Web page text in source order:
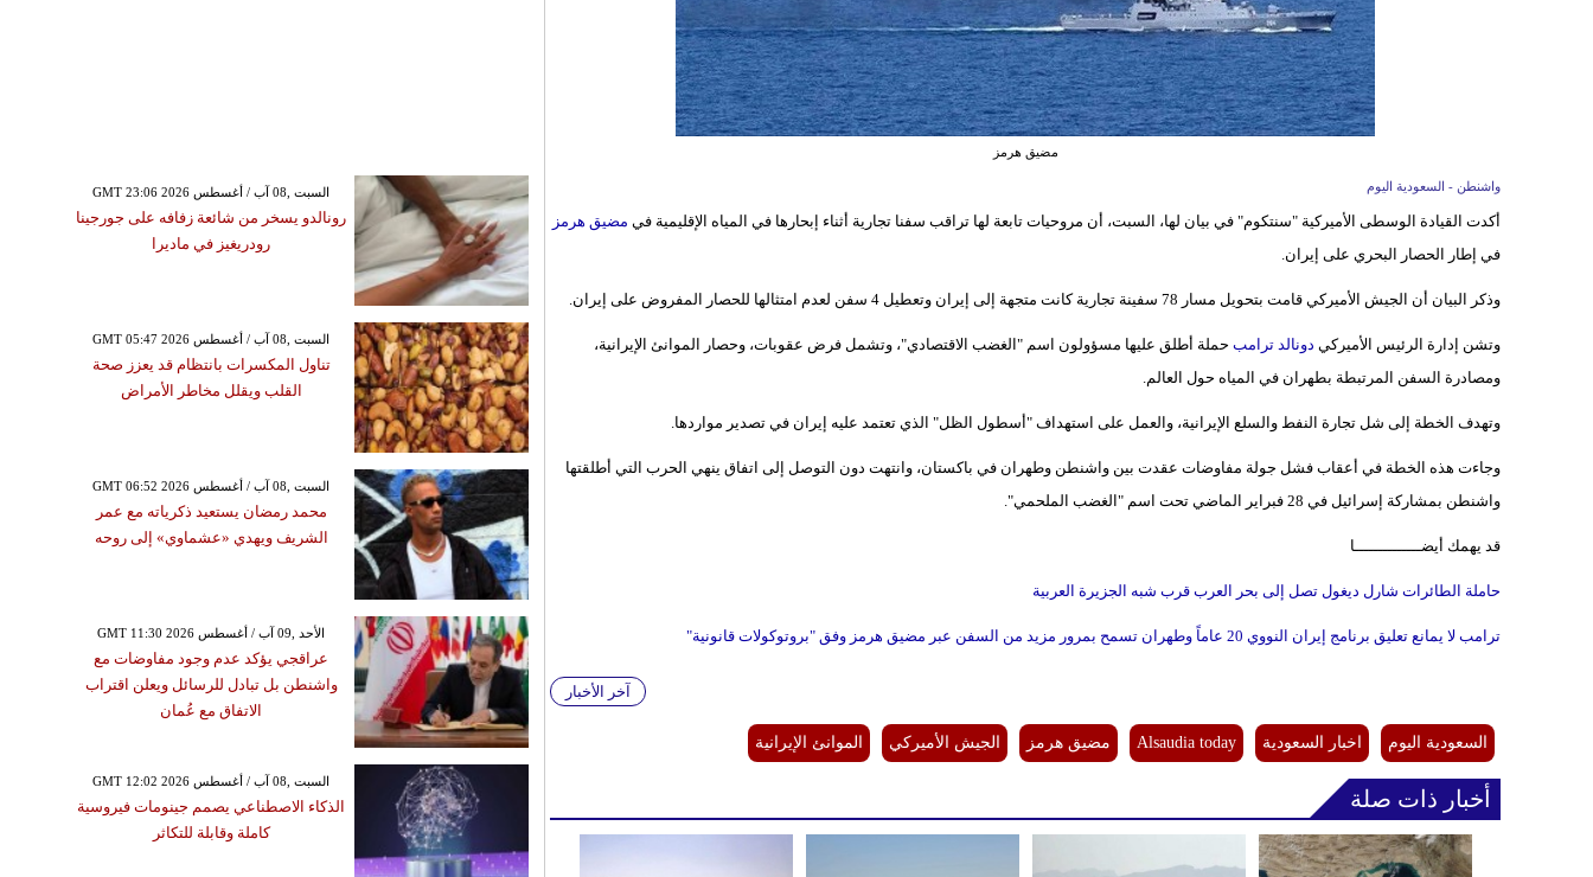
مضيق هرمز
واشنطن - السعودية اليوم
أكدت القيادة الوسطى الأميركية "سنتكوم" في بيان لها، السبت، أن مروحيات تابعة لها تراقب سفنا تجارية أثناء إبحارها في المياه الإقليمية في مضيق هرمز
في إطار الحصار البحري على إيران.
وذكر البيان أن الجيش الأميركي قامت بتحويل مسار 78 سفينة تجارية كانت متجهة إلى إيران وتعطيل 4 سفن لعدم امتثالها للحصار المفروض على إيران.
وتشن إدارة الرئيس الأميركيدونالد ترامبحملة أطلق عليها مسؤولون اسم "الغضب الاقتصادي"، وتشمل فرض عقوبات، وحصار الموانئ الإيرانية،
ومصادرة السفن المرتبطة بطهران في المياه حول العالم.
وتهدف الخطة إلى شل تجارة النفط والسلع الإيرانية، والعمل على استهداف "أسطول الظل" الذي تعتمد عليه إيران في تصدير مواردها.
وجاءت هذه الخطة في أعقاب فشل جولة مفاوضات عقدت بين واشنطن وطهران في باكستان، وانتهت دون التوصل إلى اتفاق ينهي الحرب التي أطلقتها
واشنطن بمشاركة إسرائيل في 28 فبراير الماضي تحت اسم "الغضب الملحمي".
قد يهمك أيضــــــــــــــا
حاملة الطائرات شارل ديغول تصل إلى بحر العرب قرب شبه الجزيرة العربية
ترامب لا يمانع تعليق برنامج إيران النووي 20 عاماً وطهران تسمح بمرور مزيد من السفن عبر مضيق هرمز وفق "بروتوكولات قانونية"
آخر الأخبار
السعودية اليوم اخبار السعودية Alsaudia today مضيق هرمز الجيش الأميركي الموانئ الإيرانية
أخبار ذات صلة
GMT 23:06 2026 السبت ,08 آب / أغسطس
رونالدو يسخر من شائعة زفافه على جورجينا
رودريغيز في ماديرا
GMT 05:47 2026 السبت ,08 آب / أغسطس
تناول المكسرات بانتظام قد يعزز صحة
القلب ويقلل مخاطر الأمراض
GMT 06:52 2026 السبت ,08 آب / أغسطس
محمد رمضان يستعيد ذكرياته مع عمر
الشريف ويهدي «عشماوي» إلى روحه
GMT 11:30 2026 الأحد ,09 آب / أغسطس
عراقجي يؤكد عدم وجود مفاوضات مع
واشنطن بل تبادل للرسائل ويعلن اقتراب
الاتفاق مع عُمان
GMT 12:02 2026 السبت ,08 آب / أغسطس
الذكاء الاصطناعي يصمم جينومات فيروسية
كاملة وقابلة للتكاثر